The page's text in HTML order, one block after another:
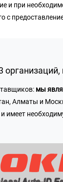
и при
с
организаций,
мы
Алматы и
имеет